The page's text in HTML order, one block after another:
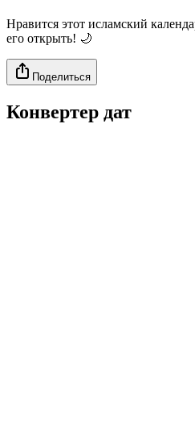
Нравится этот исламский
его открыть! 🌙
Поделиться
Конвертер дат